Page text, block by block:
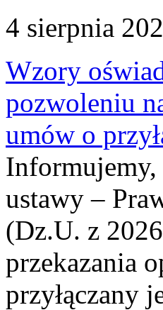
4 sierpnia
Wzory
pozwoleniu
umów o
Informujemy,
ustawy –
(Dz.U. z
przekazania
przyłączany